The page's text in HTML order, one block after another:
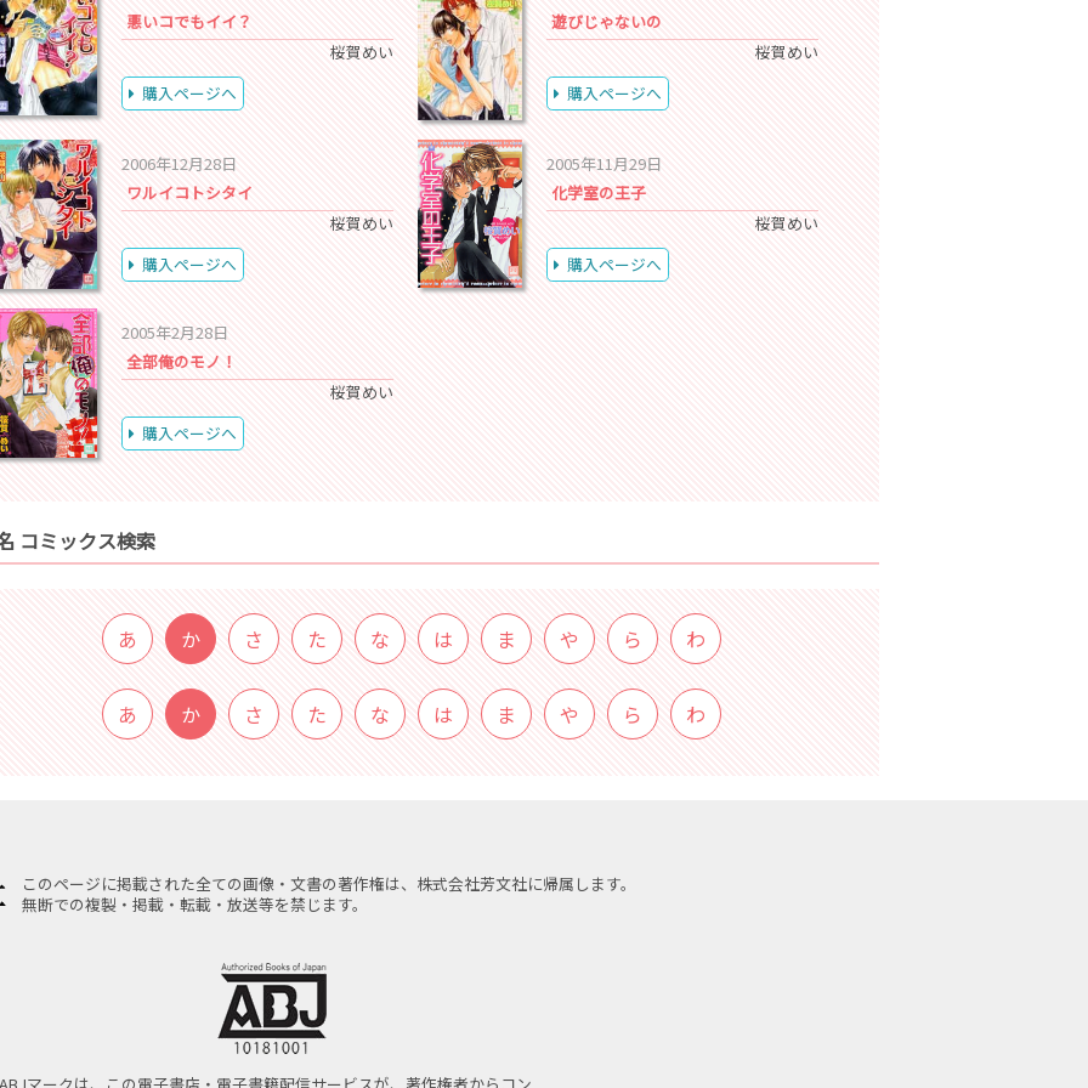
悪いコでもイイ？
桜賀めい
購入ページへ
遊びじゃないの
桜賀めい
購入ページへ
2006年12月28日
ワルイコトシタイ
桜賀めい
購入ページへ
2005年11月29日
化学室の王子
桜賀めい
購入ページへ
2005年2月28日
全部俺のモノ！
桜賀めい
購入ページへ
コミックス検索
あ か さ た な は ま や ら わ
あ か さ た な は ま や ら わ
このページに掲載された全ての画像・文書の著作権は、株式会社芳文社に帰属します。
無断での複製・掲載・転載・放送等を禁じます。
ABJマークは、この電子書店・電子書籍配信サービスが、著作権者からコン